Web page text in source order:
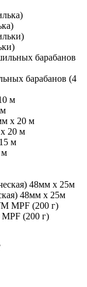
барабанов (4
20 м
м
48мм х 25м
(200 г)